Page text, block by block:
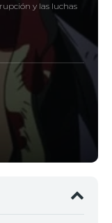
y las luchas